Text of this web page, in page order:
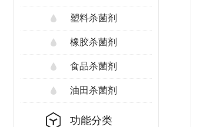
塑料杀菌剂
橡胶杀菌剂
食品杀菌剂
油田杀菌剂
功能分类